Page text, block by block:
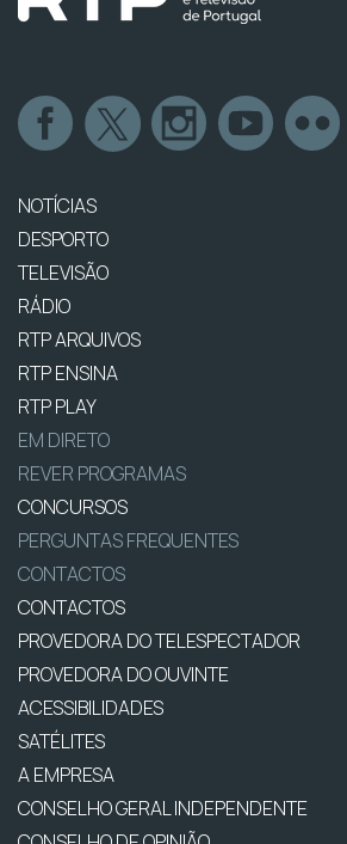
NOTÍCIAS
DESPORTO
TELEVISÃO
RÁDIO
RTP ARQUIVOS
RTP ENSINA
RTP PLAY
EM DIRETO
REVER PROGRAMAS
CONCURSOS
PERGUNTAS FREQUENTES
CONTACTOS
CONTACTOS
PROVEDORA DO TELESPECTADOR
PROVEDORA DO OUVINTE
ACESSIBILIDADES
SATÉLITES
A EMPRESA
CONSELHO GERAL INDEPENDENTE